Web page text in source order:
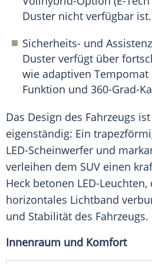
Duster nicht verfügbar ist.
Sicherheits- und
Duster verfügt über
wie adaptiven Tempomat
Funktion und 360-Grad-
Das Design des Fahrzeugs
eigenständig: Ein
LED-Scheinwerfer und
verleihen dem SUV einen
Heck betonen LED-
horizontales Lichtband
und Stabilität des Fahrzeugs.
Innenraum und Komfort